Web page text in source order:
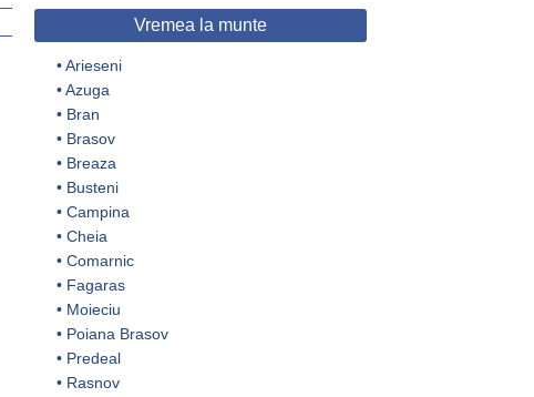
Vremea la munte
•Arieseni
•Azuga
• Bran
• Brasov
• Breaza
• Busteni
• Campina
• Cheia
• Comarnic
• Fagaras
• Moieciu
• Poiana Brasov
• Predeal
• Rasnov